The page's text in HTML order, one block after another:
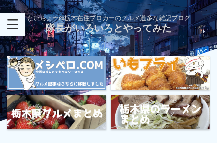
たいちょー@栃木在住ブロガーのグルメ過多な雑記ブログ
隊長がいろいろとやってみた